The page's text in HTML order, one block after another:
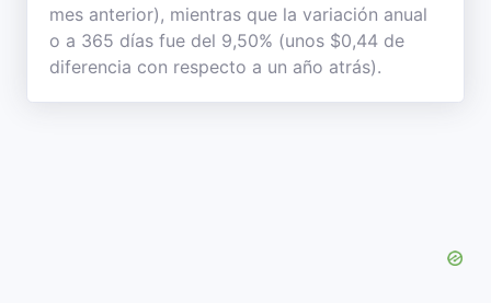
mes anterior), mientras que la variación anual
o a 365 días fue del 9,50% (unos $0,44 de
diferencia con respecto a un año atrás).